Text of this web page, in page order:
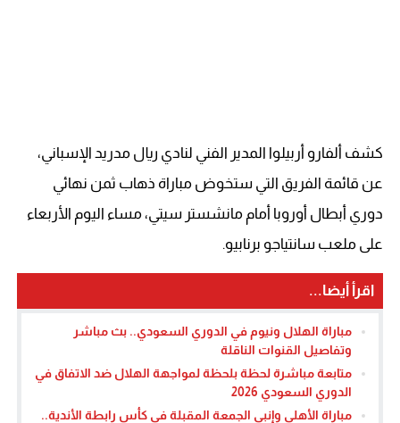
كشف ألفارو أربيلوا المدير الفني لنادي ريال مدريد الإسباني،
عن قائمة الفريق التي ستخوض مباراة ذهاب ثمن نهائي
دوري أبطال أوروبا أمام مانشستر سيتي، مساء اليوم الأربعاء
على ملعب سانتياجو برنابيو.
اقرأ أيضا...
مباراة الهلال ونيوم في الدوري السعودي.. بث مباشر
وتفاصيل القنوات الناقلة
متابعة مباشرة لحظة بلحظة لمواجهة الهلال ضد الاتفاق في
الدوري السعودي 2026
مباراة الأهلي وإنبي الجمعة المقبلة في كأس رابطة الأندية..